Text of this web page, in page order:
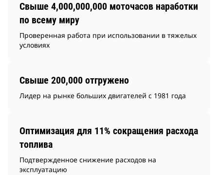
Свыше 4,000,000,000 моточасов наработки
по всему миру
Проверенная работа при использовании в тяжелых
условиях
Свыше 200,000 отгружено
Лидер на рынке больших двигателей с 1981 года
Оптимизация для 11% сокращения расхода
топлива
Подтвержденное снижение расходов на
эксплуатацию